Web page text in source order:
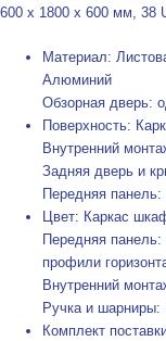
600 x 1800 x 600 мм, 38
Материал:
Алюминий
Обзорная дверь:
Поверхность:
Внутренний
Задняя дверь и
Передняя
Цвет: Каркас
Передняя
профили
Внутренний
Ручка и шарниры:
Комплект